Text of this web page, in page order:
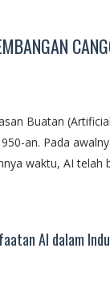
Buatan
an. Pada
waktu, AI telah
AI dalam